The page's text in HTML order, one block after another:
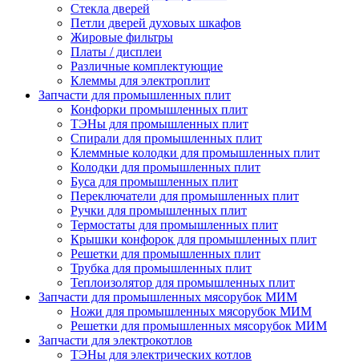
Стекла дверей
Петли дверей духовых шкафов
Жировые фильтры
Платы / дисплеи
Различные комплектующие
Клеммы для электроплит
Запчасти для промышленных плит
Конфорки промышленных плит
ТЭНы для промышленных плит
Спирали для промышленных плит
Клеммные колодки для промышленных плит
Колодки для промышленных плит
Буса для промышленных плит
Переключатели для промышленных плит
Ручки для промышленных плит
Термостаты для промышленных плит
Крышки конфорок для промышленных плит
Решетки для промышленных плит
Трубка для промышленных плит
Теплоизолятор для промышленных плит
Запчасти для промышленных мясорубок МИМ
Ножи для промышленных мясорубок МИМ
Решетки для промышленных мясорубок МИМ
Запчасти для электрокотлов
ТЭНы для электрических котлов